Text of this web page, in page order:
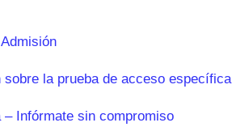
sobre la prueba de acceso específica
– Infórmate sin compromiso